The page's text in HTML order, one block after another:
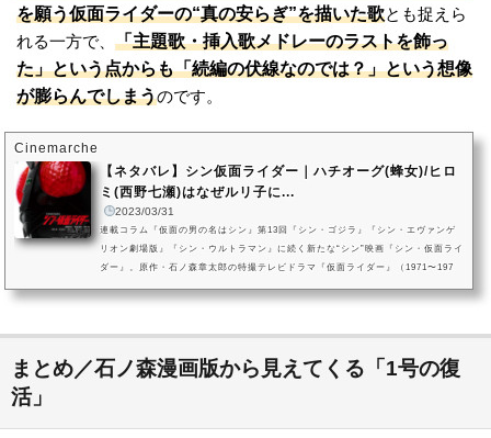
を願う仮面ライダーの“真の安らぎ”を描いた歌とも捉えら
れる一方で、 「主題歌・挿入歌メドレーのラストを飾っ
た」という点からも「続編の伏線なのでは？」という想像
が膨らんでしまうのです。
Cinemarche
【ネタバレ】シン仮面ライダー｜ハチオーグ(蜂女)/ヒロ
ミ(西野七瀬)はなぜルリ子に...
2023/03/31
連載コラム『仮面の男の名はシン』第13回『シン・ゴジラ』『シン・エヴァンゲ
リオン劇場版』『シン・ウルトラマン』に続く新たな“シン”映画『シン・仮面ライ
ダー』。原作・石ノ森章太郎の特撮テレビドラマ『仮面ライダー』（1971〜197
まとめ／石ノ森漫画版から見えてくる「1号の復
活」